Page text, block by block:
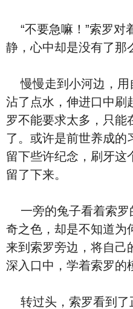
“不要急嘛！”索罗对
静，心中却是没有了那
慢慢走到小河边，用
沾了点水，伸进口中刷
罗不能要求太多，只能
了。或许是前世养成的
留下些许纪念，刷牙这
留了下来。
一旁的兔子看着索罗
奇之色，却是不知道为
来到索罗旁边，将自己
深入口中，学着索罗的
转过头，索罗看到了